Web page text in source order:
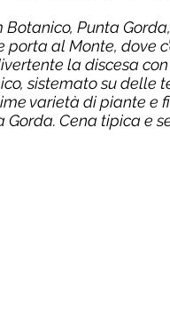
Botanico, Punta
al Monte, dove
la discesa con
sistemato su delle
varietà di piante e
Cena tipica e